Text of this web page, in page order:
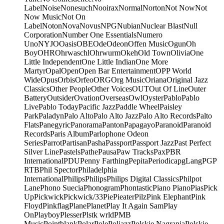
LabelNoiseNonesuchNooiraxNormalNortonNot NowNot
Now MusicNot On
LabelNotonNovaNovusNPGNubianNuclear BlastNull
CorporationNumber One EssentialsNumero
UnoNYJOOasisOBEOdeOdeonOffen MusicOgunOh
BoyOHROhrwaschlOhrwurmOkehOld TownOliviaOne
Little IndependentOne Little IndianOne More
MartyrOpalOpenOpen Bar EntertainmentOPP World
WideOpusOrbisOrfeoORGOrg MusicOrianaOriginal Jazz
ClassicsOther PeopleOther VoicesOUTOut Of LineOuter
BatteryOutsiderOvationOverseasOwlOysterPabloPablo
LivePablo TodayPacific JazzPaddle WheelPaisley
ParkPaladynPalo AltoPalo Alto JazzPalo Alto RecordsPalto
FlatsPanegyricPanoramaPantonPapagayoParanoidParanoid
RecordsParis AlbumParlophone Odeon
SeriesParrotPartisanPashaPassportPassport JazzPast Perfect
Silver LinePastelsPathePausaPaw TracksPaxPBR
InternationalPDUPenny FarthingPepitaPeriodicapgLangPGP
RTBPhil SpectorPhiladelphia
InternationalPhilipsPhilipsPhilips Digital ClassicsPhilpot
LanePhono SueciaPhonogramPhontasticPiano PianoPiasPick
UpPickwickPickwick/33PiePieaterPilzPink ElephantPink
FloydPinkflagPlanePlanetPlay It Again SamPlay
OnPlayboyPlesserPlstk wrldPMB